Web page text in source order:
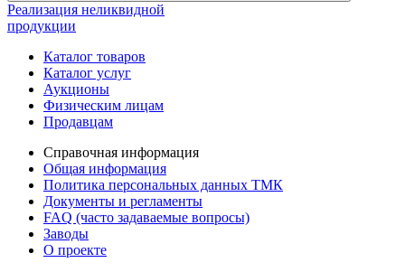
Реализация неликвидной
продукции
Каталог товаров
Каталог услуг
Аукционы
Физическим лицам
Продавцам
Справочная информация
Общая информация
Политика персональных данных ТМК
Документы и регламенты
FAQ (часто задаваемые вопросы)
Заводы
О проекте